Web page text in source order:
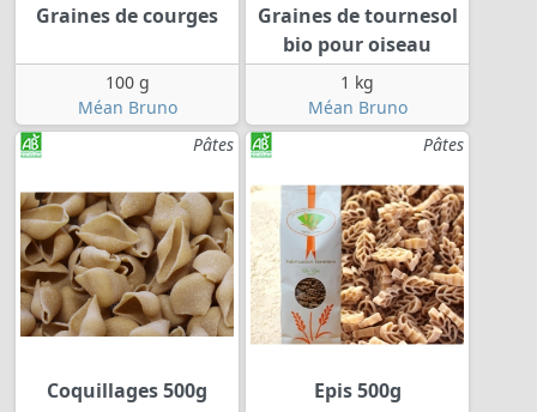
Graines de courges
100 g
Méan Bruno
Graines de tournesol
bio pour oiseau
1 kg
Méan Bruno
Pâtes
Coquillages 500g
Pâtes
Epis 500g